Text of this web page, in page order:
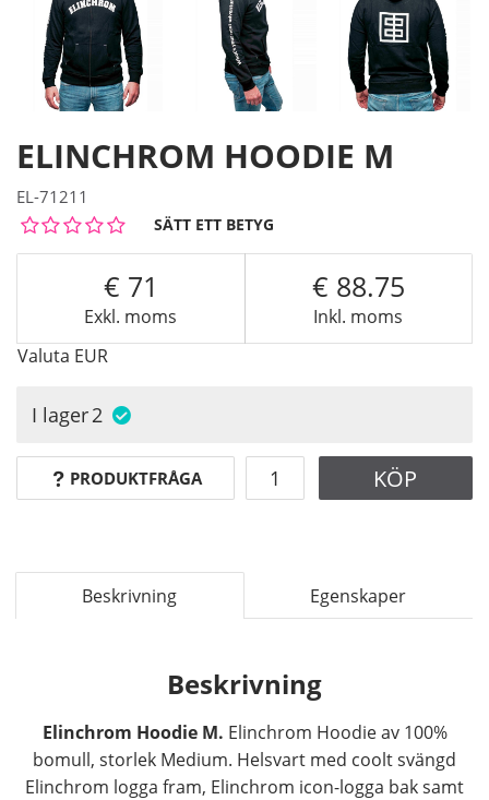
ELINCHROM HOODIE M
EL-71211
SÄTT ETT BETYG
Exkl. moms
71
Inkl. moms
88.75
Valuta EUR
I lager2
PRODUKTFRÅGA KÖP
Beskrivning Egenskaper
Beskrivning
Elinchrom Hoodie M. Elinchrom Hoodie av 100%
bomull, storlek Medium. Helsvart med coolt svängd
Elinchrom logga fram, Elinchrom icon-logga bak samt